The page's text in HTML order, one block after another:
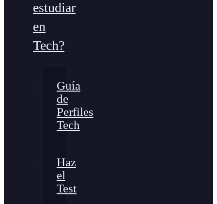
estudiar
en
Tech?
Guía
de
Perfiles
Tech
Haz
el
Test